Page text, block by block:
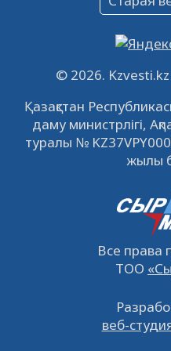
09.12.2022
Свободные
встречу с
ноября
21.11.2022
© 2026. Kzvesti.kz
Қазақстан
даму министрлігі,
туралы №
жылы
Все права
ТОО
веб-